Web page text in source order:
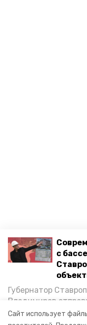
Сайт использует
с
Губернатор
Владимиров
Минеральные Воды,
строительство